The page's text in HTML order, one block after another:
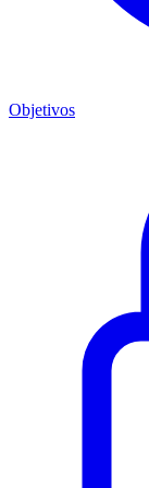
Objetivos